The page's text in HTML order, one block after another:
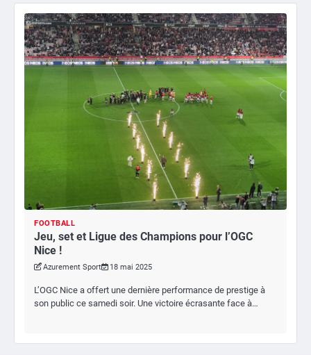
FOOTBALL
Jeu, set et Ligue des Champions pour l’OGC
Nice !
Azurement Sport 18 mai 2025
L’OGC Nice a offert une dernière performance de prestige à
son public ce samedi soir. Une victoire écrasante face à…